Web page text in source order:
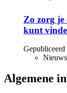
Zo zorg
kunt
Gepubliceerd
Nieuws
Algemene